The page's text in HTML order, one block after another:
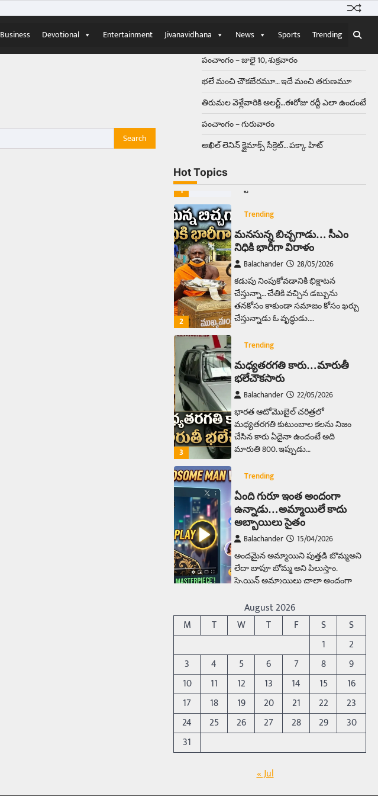
Business Devotional Entertainment Jivanavidhana News Sports Trending
పంచాంగం – జులై 10, శుక్రవారం
భలే మంచి చౌకబేరమూ… ఇదే మంచి తరుణమూ
తిరుమల వెళ్లేవారికి అలర్ట్‌…ఈరోజు రద్దీ ఎలా ఉందంటే
పంచాంగం – గురువారం
అఖిల్‌ లెనిన్ క్లైమాక్స్‌ సీక్రెట్‌… పక్కా హిట్‌
Hot Topics
Balachander 15/04/2026
ఉత్తర ప్రదేశ్‌లోని ఝాన్సీ జిల్లాలో ఒక
వింతైన రోడ్డు ప్రమాదం చోటుచేసుకుంది.
వేల సంఖ్యలో బీరు…
1
Trending
అక్కడ ఆదివారం బట్టలు
ఉతికితే…జైలుకే
Balachander
13/06/2026
ఆదివారం వచ్చిందంటే చాలు
‘బట్టలు ఉతకడం’. వారం…
2
Trending
మనసున్న బిచ్చగాడు… సీఎం
నిధికి భారీగా విరాళం
Balachander
28/05/2026
కడుపు నింపుకోవడానికి భిక్షాటన
చేస్తున్నా… చేతికి వచ్చిన డబ్బును
తనకోసం కాకుండా సమాజం కోసం ఖర్చు
చేస్తున్నాడు ఓ వృద్ధుడు.…
3
Trending
మధ్యతరగతి కారు…మారుతీ
భలేచౌకసారు
Balachander
22/05/2026
భారత ఆటోమొబైల్ చరిత్రలో
మధ్యతరగతి కుటుంబాల కలను నిజం
చేసిన కారు ఏదైనా ఉందంటే అది
మారుతి 800. ఇప్పుడు…
Trending
ఏంది గురూ ఇంత అందంగా
ఉన్నాడు…అమ్మాయిలే కాదు
అబ్బాయిలు సైతం
Balachander
15/04/2026
అందమైన అమ్మాయిని పుత్తడి బొమ్మఅని
లేదా బాపూ బోమ్మ అని పిలుస్తాం.
స్పెయిన్‌ అమ్మాయిలు చాలా అందంగా
5
Trending
రోడ్డుపై ఏరులై పారిన బీర్లు…
ఘాటుతో మండుతున్న నోర్లు
Balachander
15/04/2026
ఉత్తర ప్రదేశ్‌లోని ఝాన్సీ జిల్లాలో ఒక
వింతైన రోడ్డు ప్రమాదం చోటుచేసుకుంది.
ఝాన్సీ–కాన్పూర్ జాతీయ రహదారిపై
వేల సంఖ్యలో బీరు…
Trending
అక్కడ ఆదివారం బట్టలు
August 2026
M
T W T F S
S
1
2
3
4 5 6 7 8
9
10
11 12 13 14 15
16
17
18 19 20 21 22
23
24
25 26 27 28 29
30
31
« Jul